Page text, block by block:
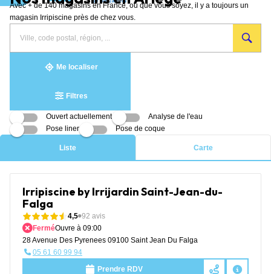
Aller au contenu
Avec + de 140 magasins en France, où que vous soyez, il y a toujours un
magasin Irripiscine près de chez vous.
Rechercher
Veuillez
renseigner
{{count}}
résultat(s)
Me localiser
Filtres
Ouvert actuellement
Analyse de l'eau
Pose liner
Pose de coque
Liste Carte
Irripiscine by Irrijardin Saint-Jean-du-
Falga
4,5 92 avis
FerméOuvre à 09:00
28 Avenue Des Pyrenees 09100 Saint Jean Du Falga
05 61 60 99 94
Prendre RDV